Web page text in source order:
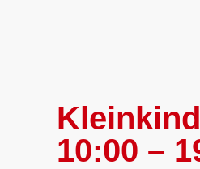
10:00 –